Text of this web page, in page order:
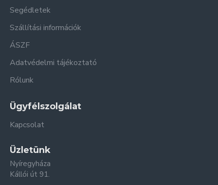
Segédletek
Szállítási információk
ÁSZF
Adatvédelmi tájékoztató
Rólunk
Ügyfélszolgálat
Kapcsolat
Üzletünk
Nyíregyháza
Kállói út 91.